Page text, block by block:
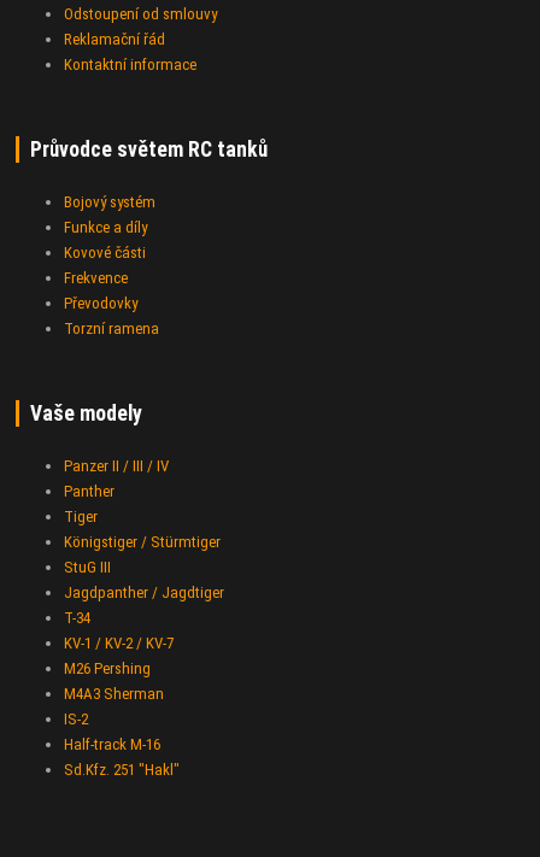
Odstoupení od smlouvy
Reklamační řád
Kontaktní informace
Průvodce světem RC tanků
Bojový systém
Funkce a díly
Kovové části
Frekvence
Převodovky
Torzní ramena
Vaše modely
Panzer II / III / IV
Panther
Tiger
Königstiger / Stürmtiger
StuG III
Jagdpanther / Jagdtiger
T-34
KV-1 / KV-2 / KV-7
M26 Pershing
M4A3 Sherman
IS-2
Half-track M-16
Sd.Kfz. 251 "Hakl"